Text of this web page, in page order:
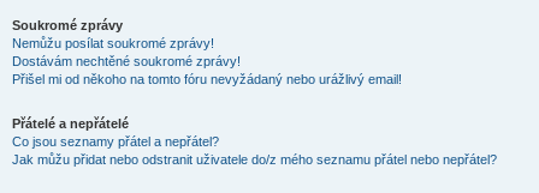
Soukromé zprávy
Nemůžu posílat soukromé zprávy!
Dostávám nechtěné soukromé zprávy!
Přišel mi od někoho na tomto fóru nevyžádaný nebo urážlivý email!
Přátelé a nepřátelé
Co jsou seznamy přátel a nepřátel?
Jak můžu přidat nebo odstranit uživatele do/z mého seznamu přátel nebo nepřátel?